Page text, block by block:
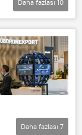
Daha fazlası 10
Daha fazlası 7